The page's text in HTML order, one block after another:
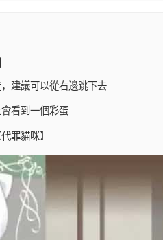
建議可以從右邊跳下去
看到一個彩蛋
罪貓咪】